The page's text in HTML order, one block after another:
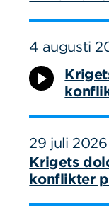
4 augusti
29 juli 2026
Krigets
konflikter